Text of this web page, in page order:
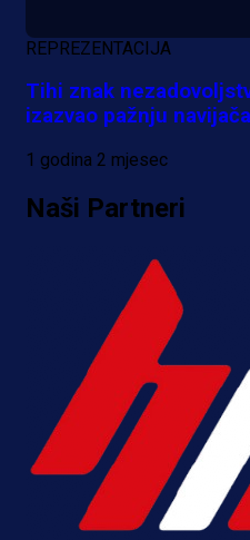
REPREZENTACIJA
Tihi znak
izazvao pažnju navijača
1 godina 2 mjesec
Naši Partneri